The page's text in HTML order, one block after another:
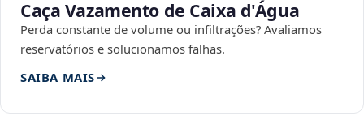
Caça Vazamento de Caixa d'Água
Perda constante de volume ou infiltrações? Avaliamos
reservatórios e solucionamos falhas.
SAIBA MAIS